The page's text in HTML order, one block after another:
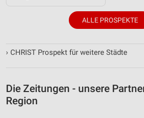
ALLE PROSPEKTE
› CHRIST Prospekt für weitere Städte
Die Zeitungen - unsere
Region